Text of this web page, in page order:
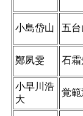
小島岱山 五
鄭夙雯 石霜
小早川浩
大
覚